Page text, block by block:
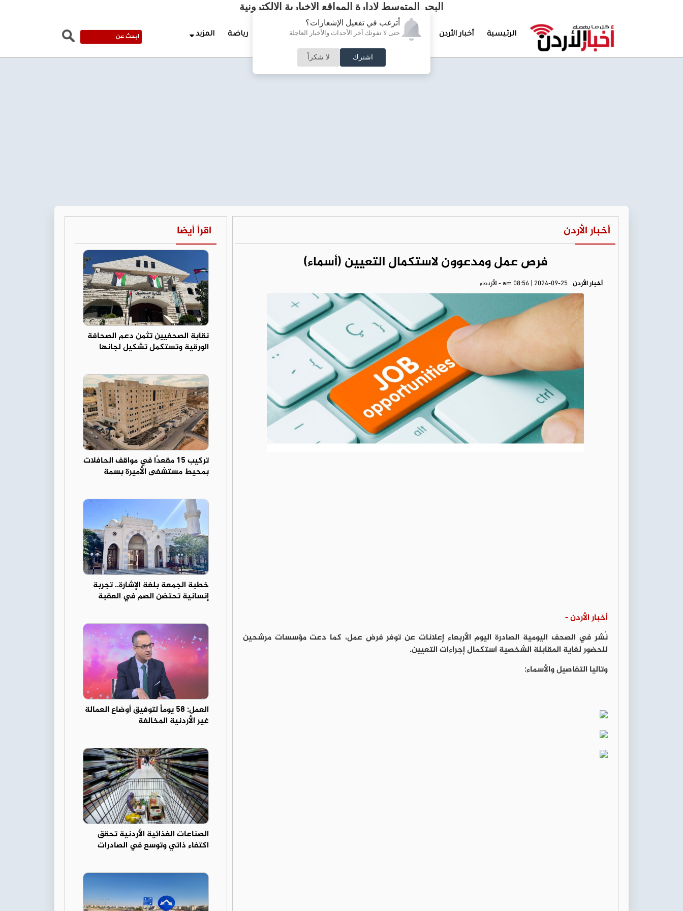
أترغب في تفعيل الإشعارات؟
حتى لا تفوتك آخر الأحداث والأخبار العاجلة
اشترك لا شكراً
البحر المتوسط لإدارة المواقع الإخبارية الالكترونية
الرئيسية أخبار الأردن تغطيات خاصة لقاء الأسبوع جرائم وحوادث رياضة المزيد
أخبار الأردن
فرص عمل ومدعوون لاستكمال التعيين (أسماء)
أخبار الأردن am 08:56 | 2024-09-25 - الأربعاء
أخبار الأردن -
نُشر في الصحف اليومية الصادرة اليوم الأربعاء إعلانات عن توفر فرض عمل، كما دعت مؤسسات مرشحين
للحضور لغاية المقابلة الشخصية استكمال إجراءات التعيين.
وتاليا التفاصيل والأسماء:
اقرأ أيضا
نقابة الصحفيين تثمن دعم الصحافة
الورقية وتستكمل تشكيل لجانها
تركيب 15 مقعدًا في مواقف الحافلات
بمحيط مستشفى الأميرة بسمة
خطبة الجمعة بلغة الإشارة.. تجربة
إنسانية تحتضن الصم في العقبة
العمل: 58 يوماً لتوفيق أوضاع العمالة
غير الأردنية المخالفة
الصناعات الغذائية الأردنية تحقق
اكتفاء ذاتي وتوسع في الصادرات